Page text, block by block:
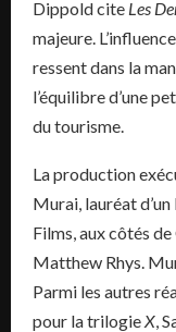
Dippold cite Les
majeure.
ressent dans la
l’équilibre d’une
du tourisme.
La production
Murai, lauréat
Films, aux côtés
Matthew Rhys.
Parmi les autres
pour la trilogie X ,